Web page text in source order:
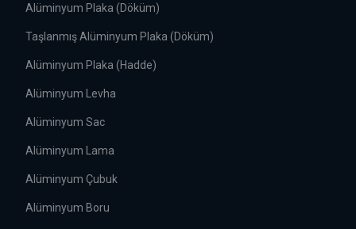
Alüminyum Plaka (Döküm)
Taşlanmış Alüminyum Plaka (Döküm)
Alüminyum Plaka (Hadde)
Alüminyum Levha
Alüminyum Sac
Alüminyum Lama
Alüminyum Çubuk
Alüminyum Boru